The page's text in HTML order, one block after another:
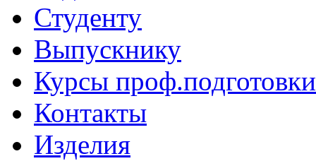
Студенту
Выпускнику
Курсы проф.подготовки
Контакты
Изделия